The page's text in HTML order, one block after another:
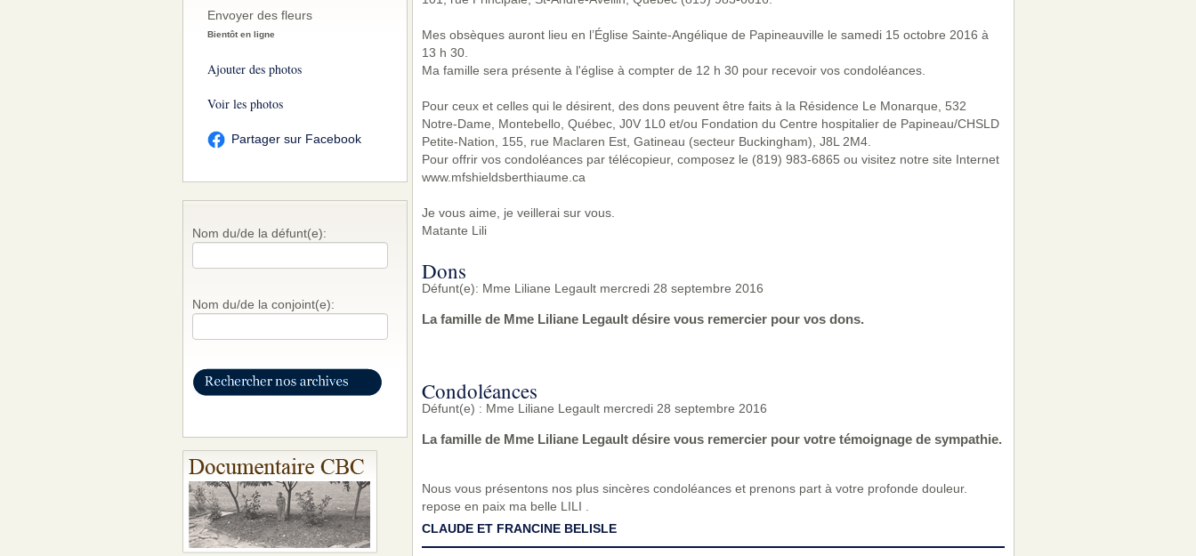
Envoyer des fleurs
Bientôt en ligne
Ajouter des photos
Voir les photos
Partager sur Facebook
Nom du/de la défunt(e):
Nom du/de la conjoint(e):
Mes obsèques auront lieu en l’Église Sainte-Angélique de Papineauville le samedi 15 octobre 2016 à
13 h 30.
Ma famille sera présente à l'église à compter de 12 h 30 pour recevoir vos condoléances.
Pour ceux et celles qui le désirent, des dons peuvent être faits à la Résidence Le Monarque, 532
Notre-Dame, Montebello, Québec, J0V 1L0 et/ou Fondation du Centre hospitalier de Papineau/CHSLD
Petite-Nation, 155, rue Maclaren Est, Gatineau (secteur Buckingham), J8L 2M4.
Pour offrir vos condoléances par télécopieur, composez le (819) 983-6865 ou visitez notre site Internet
www.mfshieldsberthiaume.ca
Je vous aime, je veillerai sur vous.
Matante Lili
Dons
Défunt(e): Mme Liliane Legault mercredi 28 septembre 2016
La famille de Mme Liliane Legault désire vous remercier pour vos dons.
Condoléances
Défunt(e) : Mme Liliane Legault mercredi 28 septembre 2016
La famille de Mme Liliane Legault désire vous remercier pour votre témoignage de sympathie.
Nous vous présentons nos plus sincères condoléances et prenons part à votre profonde douleur.
repose en paix ma belle LILI .
CLAUDE ET FRANCINE BELISLE